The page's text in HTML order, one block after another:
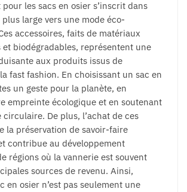
pour les sacs en osier s’inscrit dans
large vers une mode éco-
accessoires, faits de matériaux
et biodégradables, représentent une
aux produits issus de
fast fashion. En choisissant un sac en
un geste pour la planète, en
empreinte écologique et en soutenant
circulaire. De plus, l’achat de ces
la préservation de savoir-faire
contribue au développement
régions où la vannerie est souvent
sources de revenu. Ainsi,
en osier n’est pas seulement une